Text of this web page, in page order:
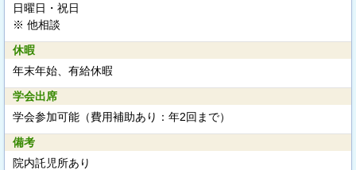
日曜日・祝日
※ 他相談
休暇
年末年始、有給休暇
学会出席
学会参加可能（費用補助あり：年2回まで）
備考
院内託児所あり